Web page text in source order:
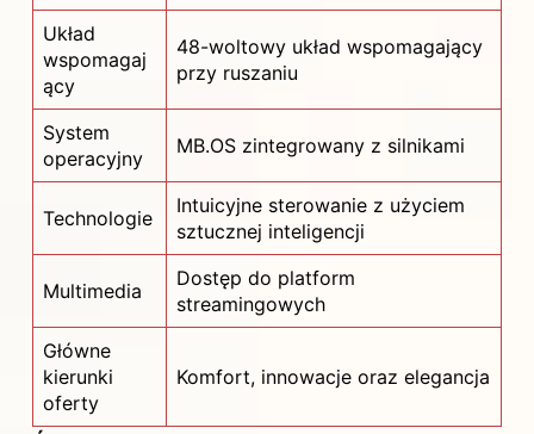
Układ
wspomagaj
ący
48-woltowy układ wspomagający
przy ruszaniu
System
operacyjny
MB.OS zintegrowany z silnikami
Technologie
Intuicyjne sterowanie z użyciem
sztucznej inteligencji
Multimedia
Dostęp do platform
streamingowych
Główne
kierunki
oferty
Komfort, innowacje oraz elegancja